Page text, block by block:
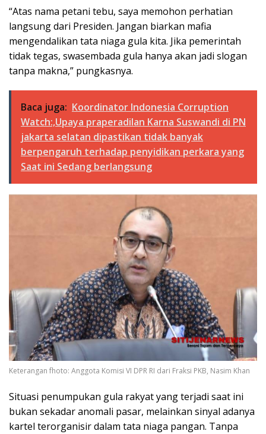
“Atas nama petani tebu, saya memohon perhatian
langsung dari Presiden. Jangan biarkan mafia
mengendalikan tata niaga gula kita. Jika pemerintah
tidak tegas, swasembada gula hanya akan jadi slogan
tanpa makna,” pungkasnya.
Baca juga: Koordinator Indonesia Corruption
Watch:,Upaya praperadilan Karna Suswandi di PN
jakarta selatan dipastikan tidak banyak
berpengaruh terhadap penyidikan perkara yang
Saat ini Sedang berlangsung
Keterangan fhoto: Anggota Komisi VI DPR RI dari Fraksi PKB, Nasim Khan
Situasi penumpukan gula rakyat yang terjadi saat ini
bukan sekadar anomali pasar, melainkan sinyal adanya
kartel terorganisir dalam tata niaga pangan. Tanpa